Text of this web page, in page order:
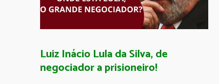
Luiz Inácio Lula da Silva, de
negociador a prisioneiro!